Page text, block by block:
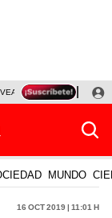
FERIADOS
MUNDO
16 Oct 2019 | 11:01 h